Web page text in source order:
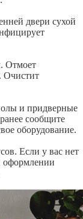
двери сухой
Отмоет
Очистит
и придверные
сообщите
оборудование.
Если у вас нет
оформлении